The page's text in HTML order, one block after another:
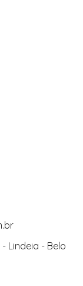
- Lindeia - Belo